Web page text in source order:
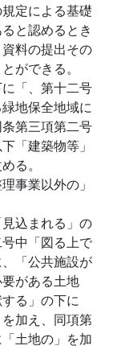
定による基礎
と認めるとき
料の提出その
ができる。
「、第十二号
地保全地域に
第三項第二号
「建築物等」
る。
事業以外の」
込まれる」の
中「図る上で
「公共施設が
がある土地
る」の下に
加え、同項第
土地の」を加